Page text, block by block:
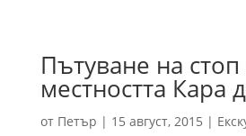
Пътуване на
местността Кара
от Петър | 15 август, 2015 |